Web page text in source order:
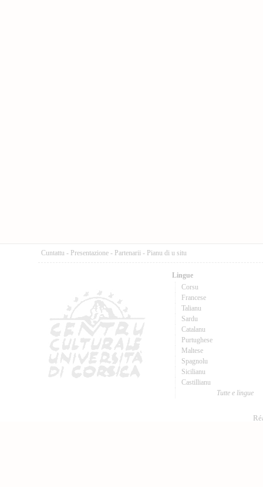
Cuntattu - Presentazione - Partenarii - Pianu di u situ
Lingue
Corsu
Francese
Talianu
Sardu
Catalanu
Purtughese
Maltese
Spagnolu
Sicilianu
Castillianu
Tutte e lingue